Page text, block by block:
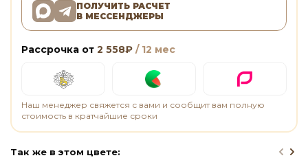
ПОЛУЧИТЬ РАСЧЕТ
В МЕССЕНДЖЕРЫ
Рассрочка от 2 558₽ / 12 мес
Наш менеджер свяжется с вами и сообщит вам полную
стоимость в кратчайшие сроки
Так же в этом цвете: